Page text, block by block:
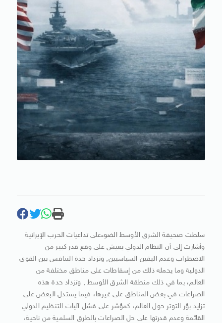
سلطت صحيفة الشرق الأوسط الضوءعلى تداعيات الحرب الإيرانية
وأشارت إلى أن النظام الدولي يعيش على وقع قدر كبير من
الاضطراب وعدم اليقين السياسيين, وتزداد حدة التنافس بين القوى
الدولية وما يحمله ذلك من إسقاطات على مناطق مختلفة من
العالم، بما في ذلك منطقة الشرق الأوسط , وتزداد حدة هذه
الصراعات في بعض المناطق على غيرها، فيما يستدل البعض على
تزايد بؤر التوتر حول العالم، كمؤشر على فشل آليات التنظيم الدولي
القائمة وعدم قدرتها على حل الصراعات بالطرق السلمية من ناحية،